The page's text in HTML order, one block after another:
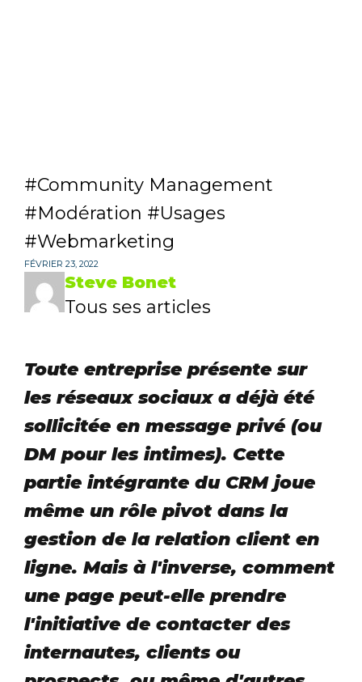
Community Management
Modération
Usages
Webmarketing
FÉVRIER 23, 2022
Steve Bonet
Tous ses articles
Toute entreprise présente sur
les réseaux sociaux a déjà été
sollicitée en message privé (ou
DM pour les intimes). Cette
partie intégrante du CRM joue
même un rôle pivot dans la
gestion de la relation client en
ligne. Mais à l'inverse, comment
une page peut-elle prendre
l'initiative de contacter des
internautes, clients ou